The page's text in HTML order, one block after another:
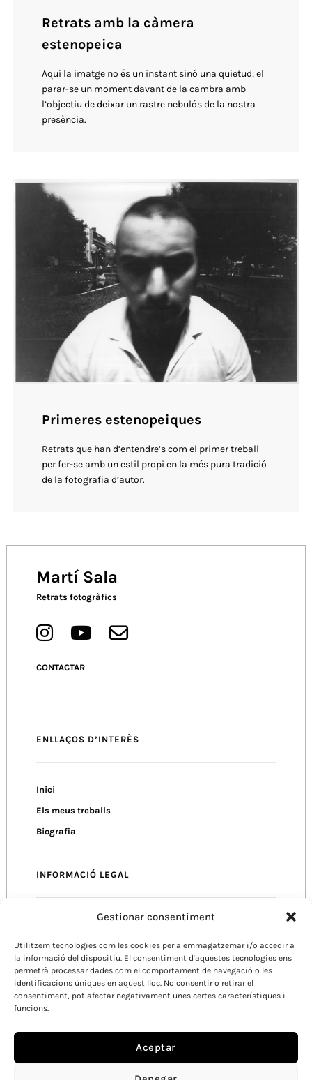
Gestionar consentiment
Utilitzem tecnologies com les cookies per a emmagatzemar i/o accedir a
la informació del dispositiu. El consentiment d'aquestes tecnologies ens
permetrà processar dades com el comportament de navegació o les
identificacions úniques en aquest lloc. No consentir o retirar el
consentiment, pot afectar negativament unes certes característiques i
funcions.
Aceptar
Retrats amb la càmera
estenopeica
Aquí la imatge no és un instant sinó una quietud: el
parar-se un moment davant de la cambra amb
l’objectiu de deixar un rastre nebulós de la nostra
presència.
Primeres estenopeiques
Retrats que han d’entendre’s com el primer treball
per fer-se amb un estil propi en la més pura tradició
de la fotografia d’autor.
Martí Sala
Retrats fotogràfics
CONTACTAR
ENLLAÇOS D’INTERÈS
Inici
Els meus treballs
Biografia
INFORMACIÓ LEGAL
Política de Cookies
Condicions d’Ús